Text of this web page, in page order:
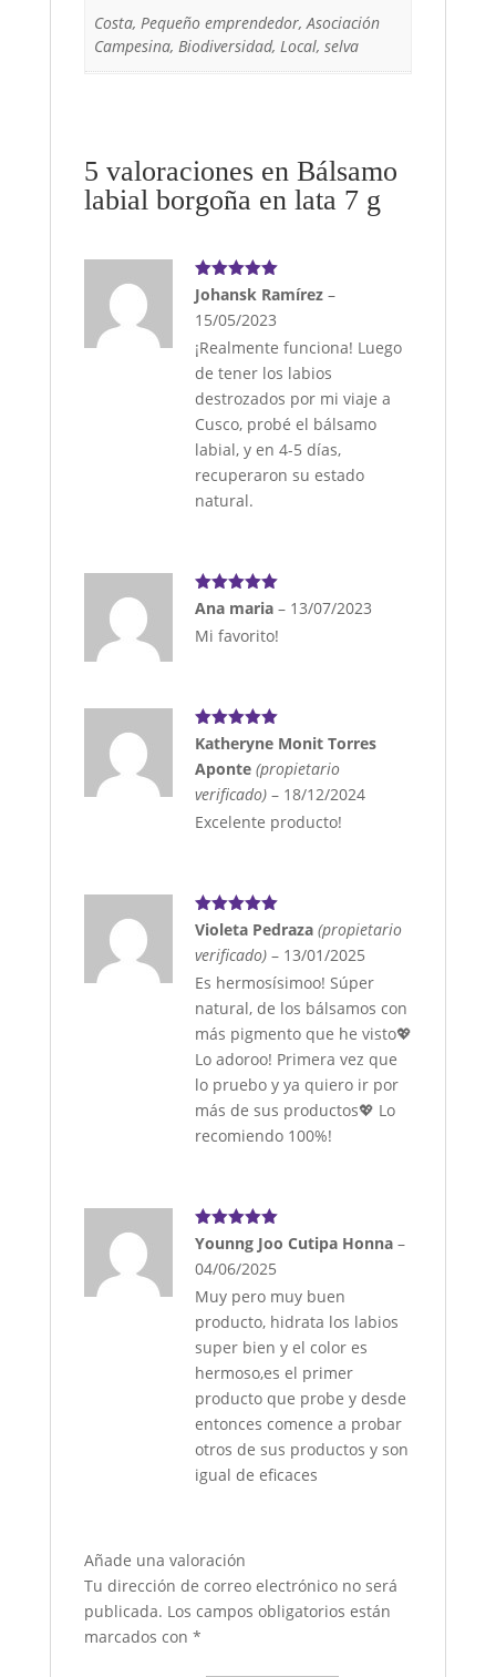
Costa, Pequeño emprendedor, Asociación
Campesina, Biodiversidad, Local, selva
5 valoraciones en Bálsamo
labial borgoña en lata 7 g
Valorado
con5de 5
Johansk Ramírez –
15/05/2023
¡Realmente funciona! Luego
de tener los labios
destrozados por mi viaje a
Cusco, probé el bálsamo
labial, y en 4-5 días,
recuperaron su estado
natural.
Valorado
con5de 5
Ana maria – 13/07/2023
Mi favorito!
Valorado
con5de 5
Katheryne Monit Torres
Aponte (propietario
verificado) – 18/12/2024
Excelente producto!
Valorado
con5 de 5
Violeta Pedraza (propietario
verificado) – 13/01/2025
Es hermosísimoo! Súper
natural, de los bálsamos con
más pigmento que he visto💖
Lo adoroo! Primera vez que
lo pruebo y ya quiero ir por
más de sus productos💖 Lo
recomiendo 100%!
Valorado
con5de 5
Younng Joo Cutipa Honna –
04/06/2025
Muy pero muy buen
producto, hidrata los labios
super bien y el color es
hermoso,es el primer
producto que probe y desde
entonces comence a probar
otros de sus productos y son
igual de eficaces
Añade una valoración
Tu dirección de correo electrónico no será
publicada. Los campos obligatorios están
marcados con *